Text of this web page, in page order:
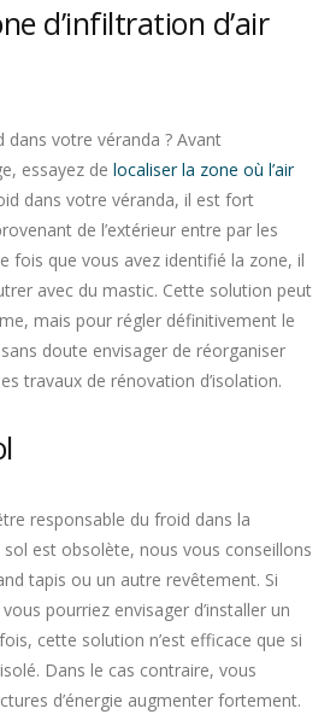
d’infiltration d’air
dans votre véranda ? Avant
essayez de localiser la zone où l’air
dans votre véranda, il est fort
de l’extérieur entre par les
fois que vous avez identifié la zone, il
avec du mastic. Cette solution peut
mais pour régler définitivement le
doute envisager de réorganiser
travaux de rénovation d’isolation.
responsable du froid dans la
sol est obsolète, nous vous conseillons
tapis ou un autre revêtement. Si
pourriez envisager d’installer un
cette solution n’est efficace que si
Dans le cas contraire, vous
d’énergie augmenter fortement.